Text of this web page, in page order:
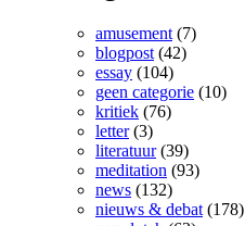
amusement (7)
blogpost (42)
essay (104)
geen categorie (10)
kritiek (76)
letter(3)
literatuur(39)
meditation (93)
news (132)
nieuws & debat (178)